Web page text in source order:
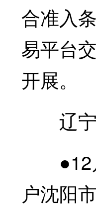
合准入
易平台
开展。
辽宁
●12月
户沈阳